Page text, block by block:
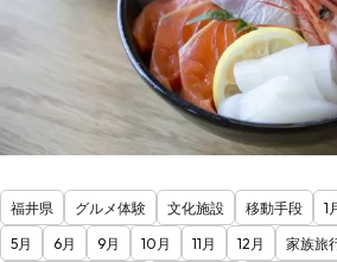
福井県 グルメ体験 文化施設 移動手段 1
5月
6月 9月 10月 11月 12月
家族旅